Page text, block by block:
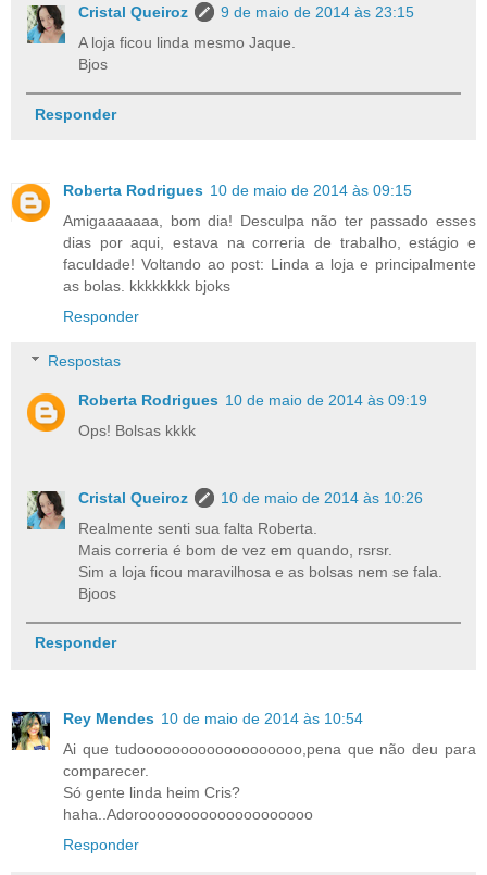
Cristal Queiroz
9 de maio de 2014 às 23:15
A loja ficou linda mesmo Jaque.
Bjos
Responder
Roberta Rodrigues 10 de maio de 2014 às 09:15
Amigaaaaaaa, bom dia! Desculpa não ter passado esses
dias por aqui, estava na correria de trabalho, estágio e
faculdade! Voltando ao post: Linda a loja e principalmente
as bolas. kkkkkkkk bjoks
Responder
Respostas
Roberta Rodrigues 10 de maio de 2014 às 09:19
Ops! Bolsas kkkk
Cristal Queiroz
10 de maio de 2014 às 10:26
Realmente senti sua falta Roberta.
Mais correria é bom de vez em quando, rsrsr.
Sim a loja ficou maravilhosa e as bolsas nem se fala.
Bjoos
Responder
Rey Mendes 10 de maio de 2014 às 10:54
Ai que tudooooooooooooooooooo,pena que não deu para
comparecer.
Só gente linda heim Cris?
haha..Adoroooooooooooooooooooo
Responder